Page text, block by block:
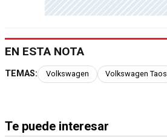
EN ESTA NOTA
TEMAS: Volkswagen Volkswagen Taos